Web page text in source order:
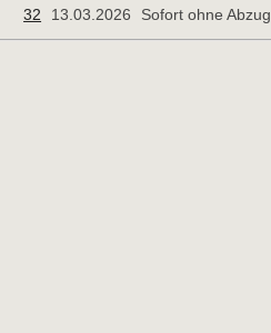
32 13.03.2026 Sofort ohne Abzug